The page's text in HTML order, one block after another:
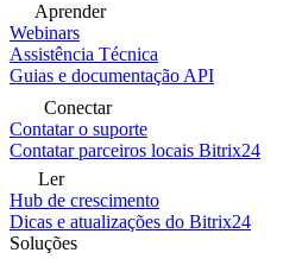
Aprender
Webinars
Assistência Técnica
Guias e documentação API
Conectar
Contatar o suporte
Contatar parceiros locais Bitrix24
Ler
Hub de crescimento
Dicas e atualizações do Bitrix24
Soluções